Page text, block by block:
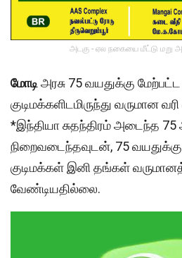
அடகு - ஏல நகையை மீட்டு மறு
மோடி அரசு 75 வயதுக்கு
குடிமக்களிடமிருந்து வருமான
*இந்தியா சுதந்திரம் அடைந்த
நிறைவடைந்தவுடன், 75
குடிமக்கள் இனி தங்கள்
வேண்டியதில்லை.